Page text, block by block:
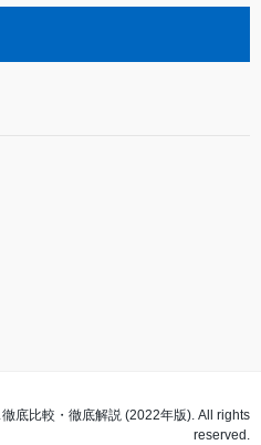
底比較・徹底解説 (2022年版). All rights
reserved.